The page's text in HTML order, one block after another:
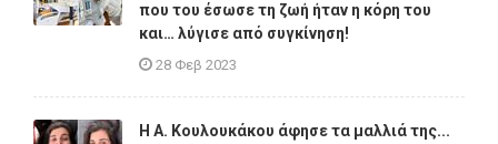
που του έσωσε τη ζωή ήταν η κόρη του
και… λύγισε από συγκίνηση!
28 Φεβ 2023
Η A. Κουλουκάκου άφησε τα μαλλιά της...